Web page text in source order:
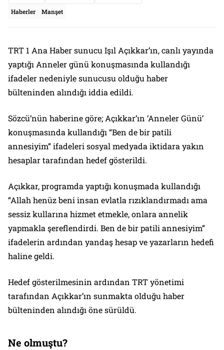
Haberler Manşet
TRT 1 Ana Haber sunucu Işıl Açıkkar’ın, canlı yayında
yaptığı Anneler günü konuşmasında kullandığı
ifadeler nedeniyle sunucusu olduğu haber
bülteninden alındığı iddia edildi.
Sözcü’nün haberine göre; Açıkkar’ın ‘Anneler Günü’
konuşmasında kullandığı “Ben de bir patili
annesiyim” ifadeleri sosyal medyada iktidara yakın
hesaplar tarafından hedef gösterildi.
Açıkkar, programda yaptığı konuşmada kullandığı
“Allah henüz beni insan evlatla rızıklandırmadı ama
sessiz kullarına hizmet etmekle, onlara annelik
yapmakla şereflendirdi. Ben de bir patili annesiyim”
ifadelerin ardından yandaş hesap ve yazarların hedefi
haline geldi.
Hedef gösterilmesinin ardından TRT yönetimi
tarafından Açıkkar’ın sunmakta olduğu haber
bülteninden alındığı öne sürüldü.
Ne olmuştu?